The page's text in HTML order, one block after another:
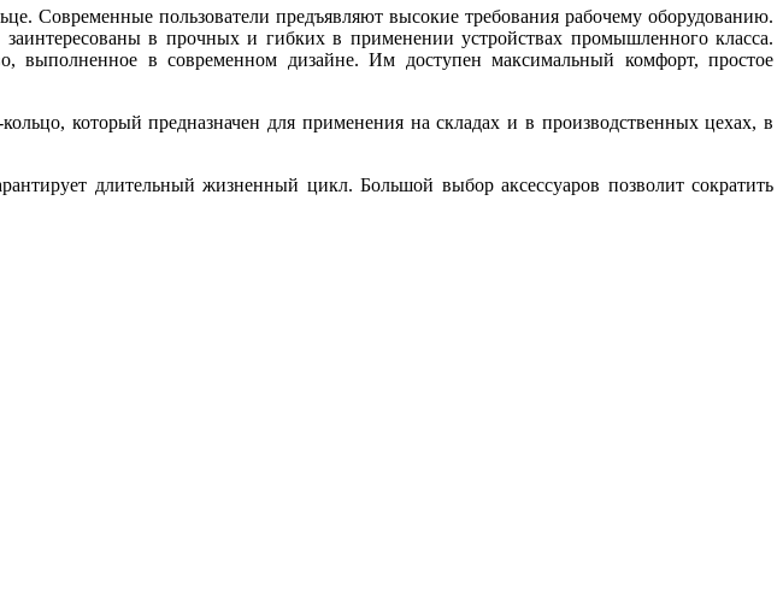
Современные пользователи предъявляют высокие требования рабочему оборудованию.
в прочных и гибких в применении устройствах промышленного класса.
выполненное в современном дизайне. Им доступен максимальный комфорт, простое
который предназначен для применения на складах и в производственных цехах, в
длительный жизненный цикл. Большой выбор аксессуаров позволит сократить